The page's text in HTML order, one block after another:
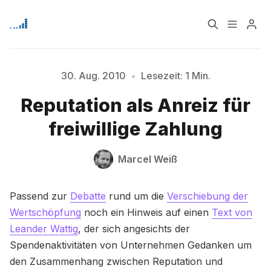
Signup
Bitte geben Sie mindestens 3 Zeichen ein
30. Aug. 2010 • Lesezeit: 1 Min.
Reputation als Anreiz für
freiwillige Zahlung
Marcel Weiß
Passend zur Debatte rund um die Verschiebung der
Wertschöpfung noch ein Hinweis auf einen Text von
Leander Wattig, der sich angesichts der
Spendenaktivitäten von Unternehmen Gedanken um
den Zusammenhang zwischen Reputation und